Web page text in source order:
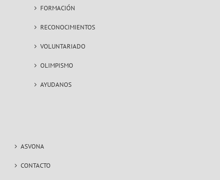
FORMACIÓN
RECONOCIMIENTOS
VOLUNTARIADO
OLIMPISMO
AYUDANOS
ASVONA
CONTACTO